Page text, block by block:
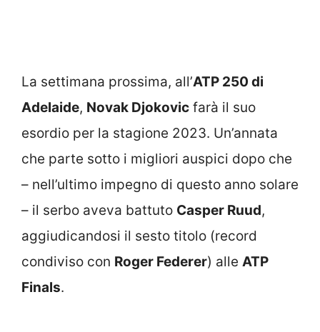
La settimana prossima, all’ATP 250 di
Adelaide, Novak Djokovic farà il suo
esordio per la stagione 2023. Un’annata
che parte sotto i migliori auspici dopo che
– nell’ultimo impegno di questo anno solare
– il serbo aveva battuto Casper Ruud,
aggiudicandosi il sesto titolo (record
condiviso con Roger Federer) alle ATP
Finals.